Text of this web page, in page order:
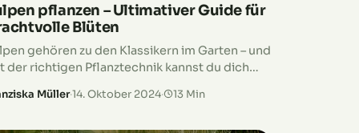
pflanzen – Ultimativer Guide für
Blüten
gehören zu den Klassikern im Garten – und
der richtigen Pflanztechnik kannst du dich
wann und wie solltest du die
Müller·14. Oktober 2024· 13 Min